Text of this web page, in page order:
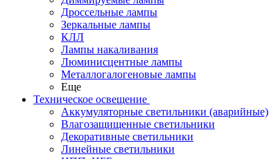
Дроссельные лампы
Зеркальные лампы
КЛЛ
Лампы накаливания
Люминисцентные лампы
Металлогалогеновые лампы
Еще
Техническое освещение
Аккумуляторные светильники (аварийные)
Влагозащищенные светильники
Декоративные светильники
Линейные светильники